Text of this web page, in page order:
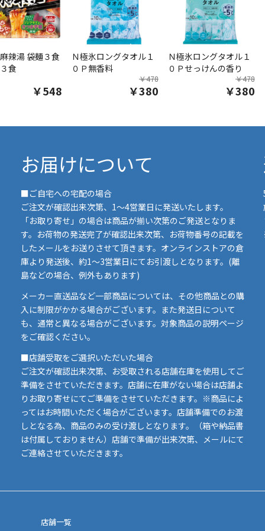
辣湯 袋麺３食
食
￥548
Ｎ極氷ロングタオル１
０Ｐ無香料
￥478
￥380
Ｎ極氷ロングタオル１
０Ｐせっけんの香り
￥478
￥380
お届けについて
■ご自宅への宅配の場合
ご注文が確認出来次第、1～4営業日に発送いたします。
「お取り寄せ」の場合は商品が揃い次第のご発送となりま
す。お荷物の発送完了が確認出来次第、お荷物番号の記載を
したメールをお送りさせて頂きます。オンラインストアの倉
庫より発送後、約1～3営業日にてお引渡しとなります。(離
島などの場合、例外もあります)
メーカー直送品など一部商品については、その他商品との購
入に制限がかかる場合がございます。また発送日について
も、通常と異なる場合がございます。対象商品の説明ページ
をご確認ください。
■店舗受取をご選択いただいた場合
ご注文が確認出来次第、お受取される店舗在庫を使用してご
準備をさせていただきます。店舗に在庫がない場合は店舗よ
りお取り寄せにてご準備をさせていただきます。※商品によ
ってはお時間いただく場合がございます。店舗準備でのお渡
しとなる為、商品のみの受け渡しとなります。（箱や納品書
は付属しておりません）店舗で準備が出来次第、メールにて
ご連絡させていただきます。
店舗一覧